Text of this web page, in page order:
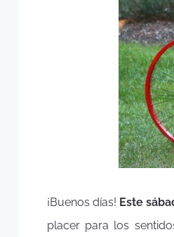
¡Buenos días! Este
placer para los